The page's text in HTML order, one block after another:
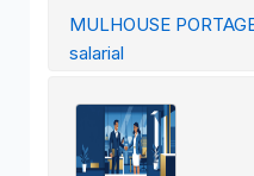
MULHOUSE
salarial